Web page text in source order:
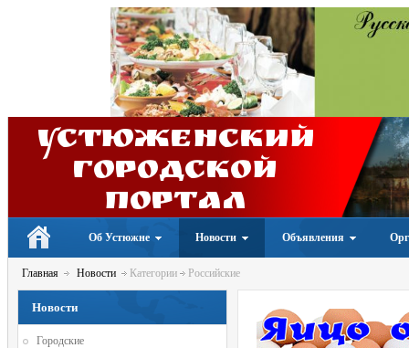
Устюженский
Городской
портал
Об Устюжне Новости Объявления
Главная Новости Категории Российские
Новости
Городские